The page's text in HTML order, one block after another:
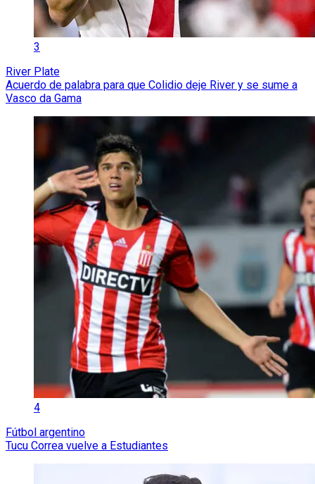
3
River Plate
Acuerdo de palabra para que Colidio deje River y se sume a
Vasco da Gama
4
Fútbol argentino
Tucu Correa vuelve a Estudiantes